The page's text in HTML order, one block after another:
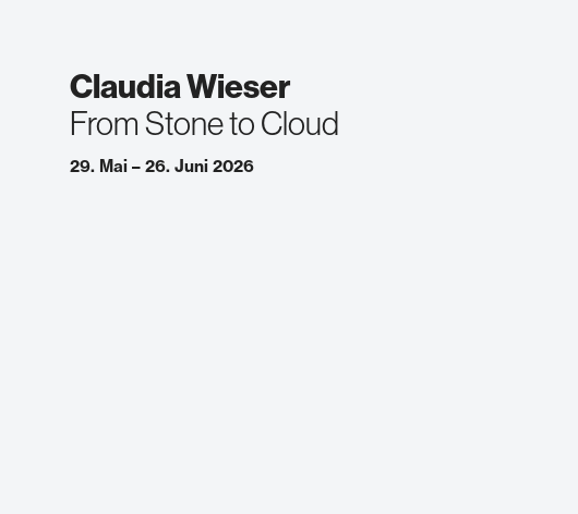
Claudia Wieser
From Stone to Cloud
29. Mai – 26. Juni 2026